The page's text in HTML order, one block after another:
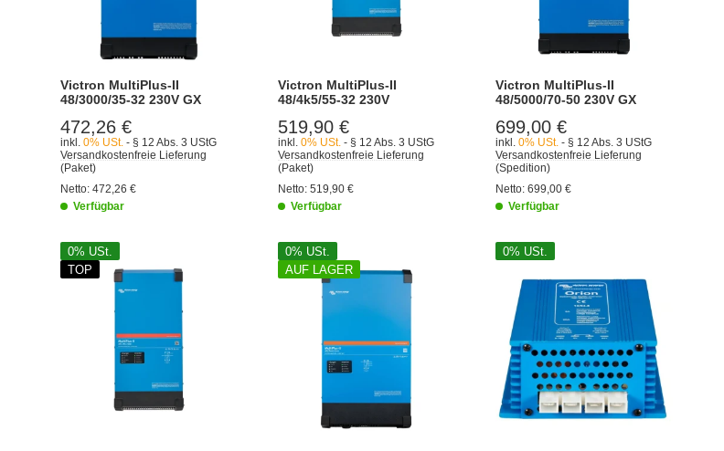
Victron MultiPlus-II
48/3000/35-32 230V GX
472,26 €
inkl. 0% USt. - § 12 Abs. 3 UStG
Versandkostenfreie Lieferung
(Paket)
Netto: 472,26 €
Verfügbar
Victron MultiPlus-II
48/4k5/55-32 230V
519,90 €
inkl. 0% USt. - § 12 Abs. 3 UStG
Versandkostenfreie Lieferung
(Paket)
Netto: 519,90 €
Verfügbar
Victron MultiPlus-II
48/5000/70-50 230V GX
699,00 €
inkl. 0% USt. - § 12 Abs. 3 UStG
Versandkostenfreie Lieferung
(Spedition)
Netto: 699,00 €
Verfügbar
0% USt.
TOP
0% USt.
AUF LAGER
0% USt.